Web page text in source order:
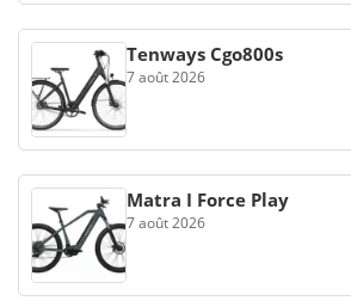
Tenways Cgo800s
7 août 2026
Matra I Force Play
7 août 2026